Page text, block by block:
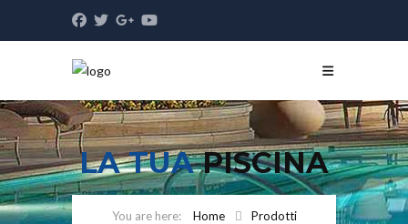
LA TUAPISCINA
Home
Prodotti